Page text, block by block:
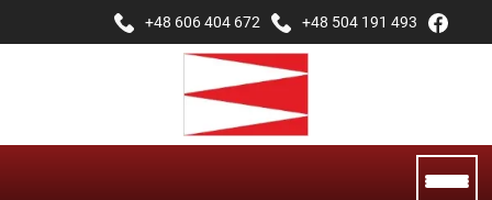
+48 606 404 672 +48 504 191 493